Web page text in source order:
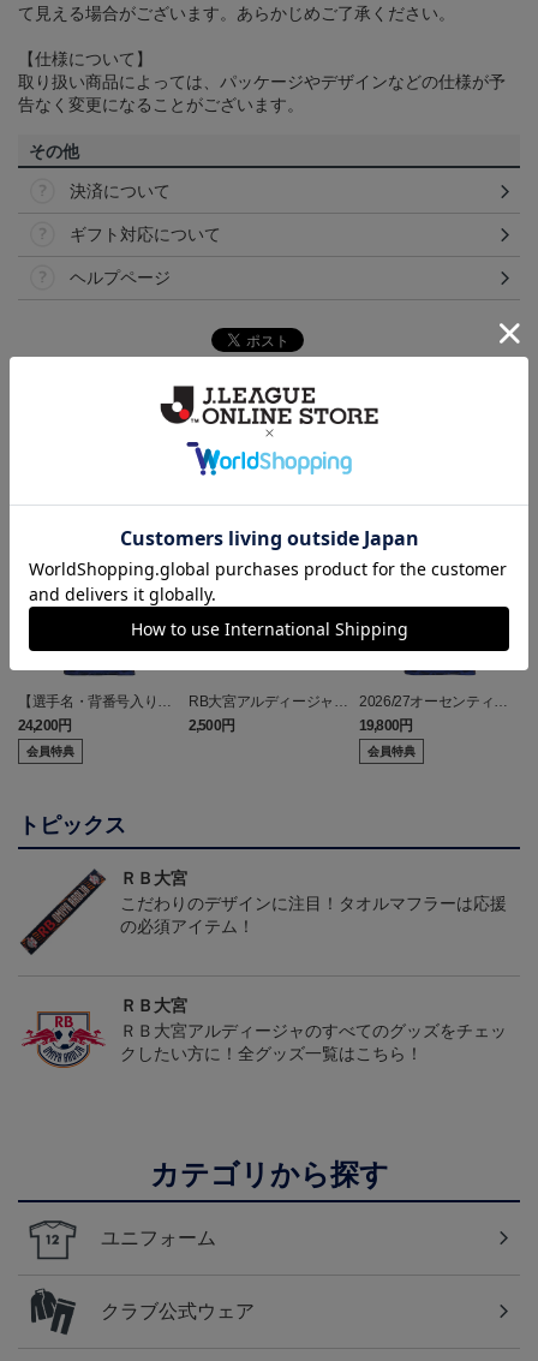
て見える場合がございます。あらかじめご了承ください。
【仕様について】
取り扱い商品によっては、パッケージやデザインなどの仕様が予
告なく変更になることがございます。
その他
決済について
ギフト対応について
ヘルプページ
【選手名・背番号入り】
2026/27オーセンティッ
クユニフォーム（フィー
ルド1st）
24,200円
会員特典
RB大宮アルディージャ
ピカチュウ タオルマフラ
ー
2,500円
2026/27オーセンティッ
クユニフォーム（フィー
ルド1st）
19,800円
会員特典
トピックス
ＲＢ大宮
こだわりのデザインに注目！タオルマフラーは応援
の必須アイテム！
ＲＢ大宮
ＲＢ大宮アルディージャのすべてのグッズをチェッ
クしたい方に！全グッズ一覧はこちら！
カテゴリから探す
ユニフォーム
クラブ公式ウェア